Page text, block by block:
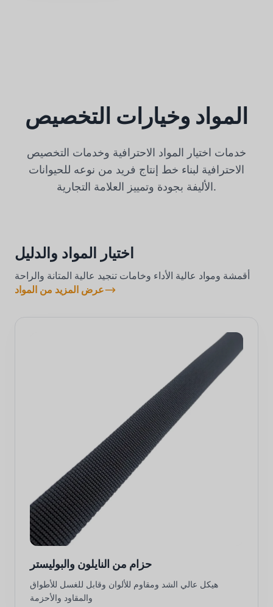
المواد وخيارات التخصيص
خدمات اختيار المواد الاحترافية وخدمات التخصيص
الاحترافية لبناء خط إنتاج فريد من نوعه للحيوانات
الأليفة بجودة وتمييز العلامة التجارية.
اختيار المواد والدليل
أقمشة ومواد عالية الأداء وخامات تنجيد عالية المتانة والراحة
عرض المزيد من المواد
حزام من النايلون والبوليستر
هيكل عالي الشد ومقاوم للألوان وقابل للغسل للأطواق
والمقاود والأحزمة